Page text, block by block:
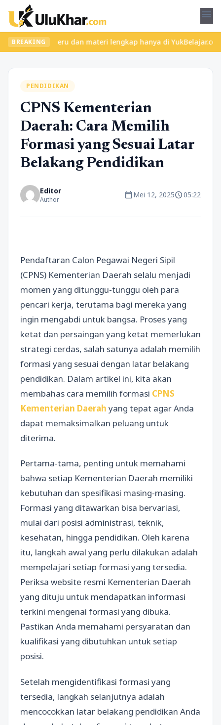
menu
BREAKING
kelas seru dan materi lengkap hanya di YukBelajar.com.
PENDIDIKAN
CPNS Kementerian
Daerah: Cara Memilih
Formasi yang Sesuai Latar
Belakang Pendidikan
Editor
Author calendar_todayMei 12, 2025schedule05:22
Pendaftaran Calon Pegawai Negeri Sipil
(CPNS) Kementerian Daerah selalu menjadi
momen yang ditunggu-tunggu oleh para
pencari kerja, terutama bagi mereka yang
ingin mengabdi untuk bangsa. Proses yang
ketat dan persaingan yang ketat memerlukan
strategi cerdas, salah satunya adalah memilih
formasi yang sesuai dengan latar belakang
pendidikan. Dalam artikel ini, kita akan
membahas cara memilih formasi CPNS
Kementerian Daerah yang tepat agar Anda
dapat memaksimalkan peluang untuk
diterima.
Pertama-tama, penting untuk memahami
bahwa setiap Kementerian Daerah memiliki
kebutuhan dan spesifikasi masing-masing.
Formasi yang ditawarkan bisa bervariasi,
mulai dari posisi administrasi, teknik,
kesehatan, hingga pendidikan. Oleh karena
itu, langkah awal yang perlu dilakukan adalah
mempelajari setiap formasi yang tersedia.
Periksa website resmi Kementerian Daerah
yang dituju untuk mendapatkan informasi
terkini mengenai formasi yang dibuka.
Pastikan Anda memahami persyaratan dan
kualifikasi yang dibutuhkan untuk setiap
posisi.
Setelah mengidentifikasi formasi yang
tersedia, langkah selanjutnya adalah
mencocokkan latar belakang pendidikan Anda